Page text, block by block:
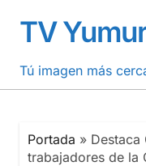
contenido
TV
Tú imagen más
Portada » Destaca
trabajadores de la